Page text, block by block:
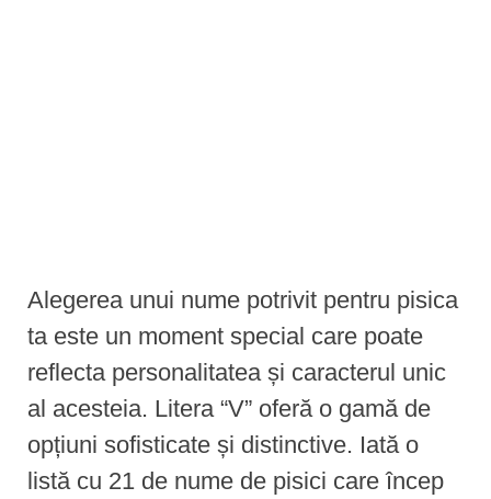
Alegerea unui nume potrivit pentru pisica
ta este un moment special care poate
reflecta personalitatea și caracterul unic
al acesteia. Litera “V” oferă o gamă de
opțiuni sofisticate și distinctive. Iată o
listă cu 21 de nume de pisici care încep